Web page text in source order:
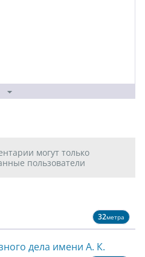
могут только
пользователи
32метра
дела имени А. К.